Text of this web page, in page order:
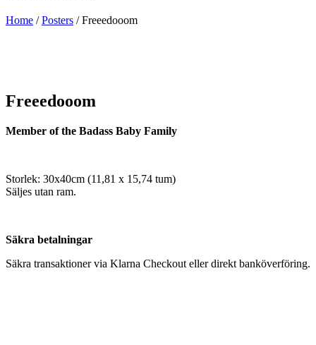
Home /Posters / Freeedooom
Freeedooom
Member of the Badass Baby Family
Storlek: 30x40cm (11,81 x 15,74 tum)
Säljes utan ram.
Säkra betalningar
Säkra transaktioner via Klarna Checkout eller direkt banköverföring.